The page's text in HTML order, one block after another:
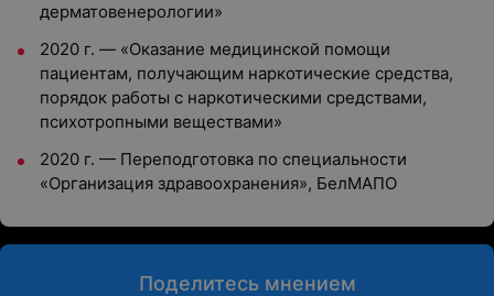
дерматовенерологии»
2020 г. — «Оказание медицинской помощи
пациентам, получающим наркотические средства,
порядок работы с наркотическими средствами,
психотропными веществами»
2020 г. — Переподготовка по специальности
«Организация здравоохранения», БелМАПО
Поделитесь мнением